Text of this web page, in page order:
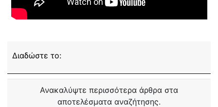
Διαδώστε το:
Ανακαλύψτε περισσότερα άρθρα στα
αποτελέσματα αναζήτησης.